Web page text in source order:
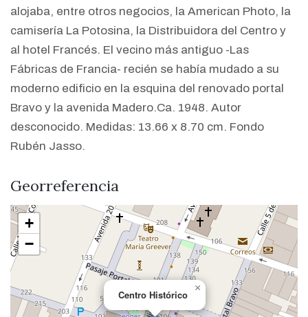
alojaba, entre otros negocios, la American Photo, la
camisería La Potosina, la Distribuidora del Centro y
al hotel Francés. El vecino más antiguo -Las
Fábricas de Francia- recién se había mudado a su
moderno edificio en la esquina del renovado portal
Bravo y la avenida Madero.Ca. 1948. Autor
desconocido. Medidas: 13.66 x 8.70 cm. Fondo
Rubén Jasso.
Georreferencia
Centro Histórico
×
+
−